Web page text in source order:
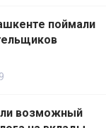
поймали
возможный